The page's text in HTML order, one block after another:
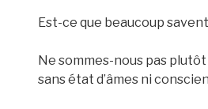
Est-ce que beaucoup
Ne sommes-nous pas
sans état d’âmes ni